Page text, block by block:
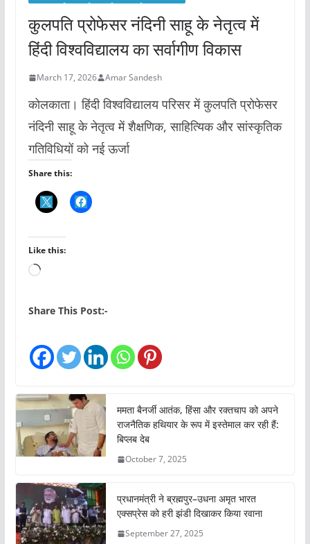
कुलपति प्रोफेसर नंदिनी साहू के नेतृत्व में
हिंदी विश्वविद्यालय का सर्वागीण विकास
March 17, 2026 Amar Sandesh
कोलकाता। हिंदी विश्वविद्यालय परिसर में कुलपति प्रोफेसर
नंदिनी साहू के नेतृत्व में शैक्षणिक, साहित्यिक और सांस्कृतिक
गतिविधियों को नई ऊर्जा
Share this:
Like this:
L
a
n
…
Share This Post:-
ममता बैनर्जी आतंक, हिंसा और रक्तचाप को अपने
राजनैतिक हथियार के रूप में इस्तेमाल कर रही हैं:
बिप्लब देब
October 7, 2025
प्रधानमंत्री ने ब्रह्मपुर–उधना अमृत भारत
एक्सप्रेस को हरी झंडी दिखाकर किया रवाना
September 27, 2025